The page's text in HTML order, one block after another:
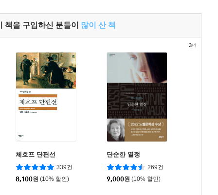
책을 구입하신 분들이 많이 산 책
체호프 단편선
339건
8,100원 (10% 할인)
단순한 열정
269건
9,000원 (10% 할인)
3/4